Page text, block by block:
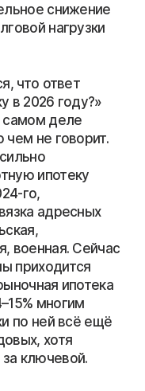
снижение
нагрузки
что ответ
в 2026 году?»
самом деле
чем не говорит.
ипотеку
го,
адресных
военная. Сейчас
приходится
ипотека
многим
по ней всё ещё
хотя
ключевой.